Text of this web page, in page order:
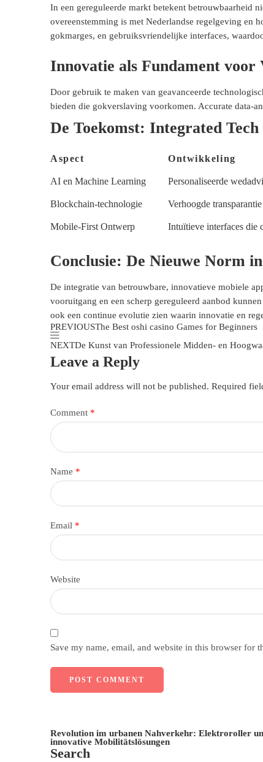
In een gereguleerde markt betekent betrouwbaarheid
overeenstemming is met Nederlandse regelgeving en
gokmarges, en gebruiksvriendelijke interfaces,
Innovatie als Fundament
Door gebruik te maken van geavanceerde
bieden die gokverslaving voorkomen. Accurate data-
De Toekomst: Integrated
Aspect Ontwikkeling
AI en Machine Learning Personaliseerde
Blockchain-technologie Verhoogde
Mobile-First Ontwerp Intuïtieve interfaces die
Conclusie: De Nieuwe Norm
De integratie van betrouwbare, innovatieve mobiele
vooruitgang en een scherp gereguleerd aanbod
ook een continue evolutie zien waarin innovatie en
PREVIOUSThe Best oshi casino Games for Beginners
NEXTDe Kunst van Professionele Midden- en
Leave a Reply
Your email address will not be published. Required
Comment *
Name *
Email *
Website
Save my name, email, and website in this browser for
Revolution im urbanen Nahverkehr: Elektroroller
innovative Mobilitätslösungen
Search